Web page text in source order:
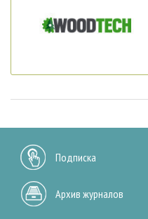
Подписка
Архив журналов